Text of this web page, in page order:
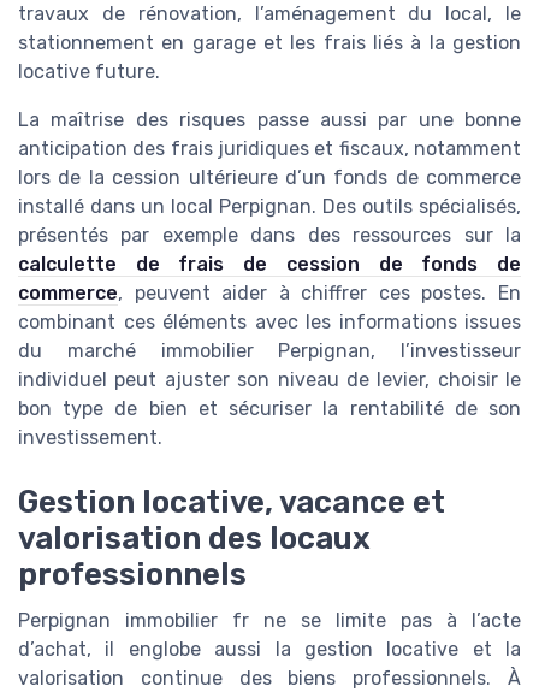
travaux de rénovation, l’aménagement du local, le
stationnement en garage et les frais liés à la gestion
locative future.
La maîtrise des risques passe aussi par une bonne
anticipation des frais juridiques et fiscaux, notamment
lors de la cession ultérieure d’un fonds de commerce
installé dans un local Perpignan. Des outils spécialisés,
présentés par exemple dans des ressources sur la
calculette de frais de cession de fonds de
commerce, peuvent aider à chiffrer ces postes. En
combinant ces éléments avec les informations issues
du marché immobilier Perpignan, l’investisseur
individuel peut ajuster son niveau de levier, choisir le
bon type de bien et sécuriser la rentabilité de son
investissement.
Gestion locative, vacance et
valorisation des locaux
professionnels
Perpignan immobilier fr ne se limite pas à l’acte
d’achat, il englobe aussi la gestion locative et la
valorisation continue des biens professionnels. À